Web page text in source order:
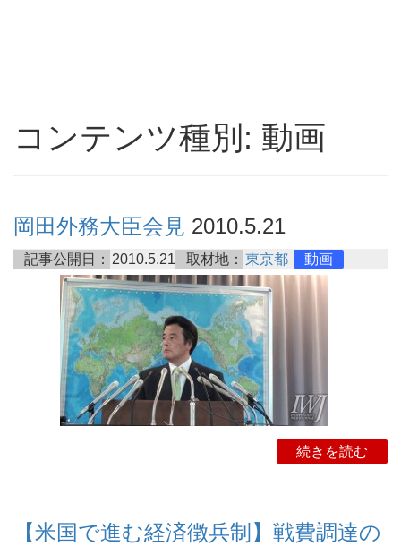
コンテンツ種別: 動画
岡田外務大臣会見 2010.5.21
記事公開日： 2010.5.21 取材地： 東京都 動画
続きを読む
【米国で進む経済徴兵制】戦費調達の